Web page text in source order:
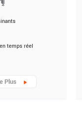
temps réel
Plus